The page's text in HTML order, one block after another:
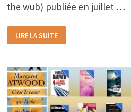
the wub) publiée en juillet …
NOUVELLE
DE
L’HEURE
DU
WUB
LIRE LA SUITE